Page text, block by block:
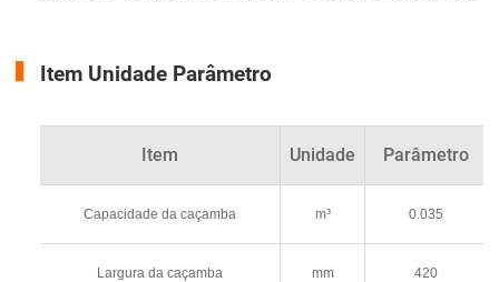
Item Unidade Parâmetro
Item Unidade Parâmetro
Capacidade da caçamba m³ 0.035
Largura da caçamba mm 420